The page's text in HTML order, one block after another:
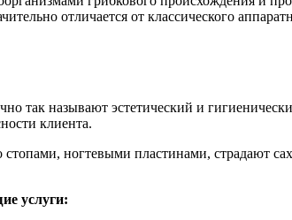
отличается от классического
так называют эстетический и
клиента.
ногтевыми пластинами, страдают
услуги: